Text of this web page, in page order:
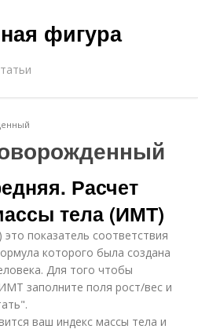
фигура
Расчет
тела (ИМТ)
показатель соответствия
которого была создана
Для того чтобы
заполните поля рост/вес и
ваш индекс массы тела и